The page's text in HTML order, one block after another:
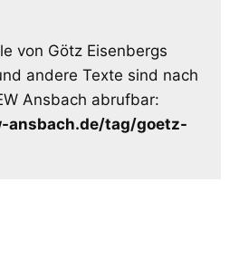
von Götz Eisenbergs
andere Texte sind nach
Ansbach abrufbar:
ansbach.de/tag/goetz-